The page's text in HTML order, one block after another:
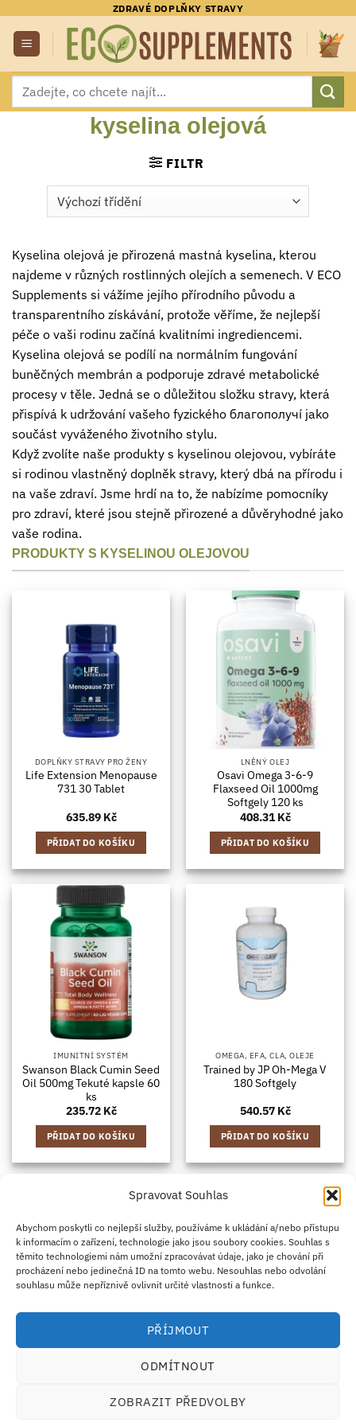
Spravovat Souhlas
Abychom poskytli co nejlepší služby, používáme k ukládání a/nebo přístupu
k informacím o zařízení, technologie jako jsou soubory cookies. Souhlas s
těmito technologiemi nám umožní zpracovávat údaje, jako je chování při
procházení nebo jedinečná ID na tomto webu. Nesouhlas nebo odvolání
souhlasu může nepříznivě ovlivnit určité vlastnosti a funkce.
PŘÍJMOUT
ODMÍTNOUT
ZOBRAZIT PŘEDVOLBY
obsah
ZDRAVÉ DOPLŇKY STRAVY
Hledat:
kyselina olejová
FILTR
Kyselina olejová je přirozená mastná kyselina, kterou
najdeme v různých rostlinných olejích a semenech. V ECO
Supplements si vážíme jejího přírodního původu a
transparentního získávání, protože věříme, že nejlepší
péče o vaši rodinu začíná kvalitními ingrediencemi.
Kyselina olejová se podílí na normálním fungování
buněčných membrán a podporuje zdravé metabolické
procesy v těle. Jedná se o důležitou složku stravy, která
přispívá k udržování vašeho fyzického благополучí jako
součást vyváženého životního stylu.
Když zvolíte naše produkty s kyselinou olejovou, vybíráte
si rodinou vlastněný doplněk stravy, který dbá na přírodu i
na vaše zdraví. Jsme hrdí na to, že nabízíme pomocníky
pro zdraví, které jsou stejně přirozené a důvěryhodné jako
vaše rodina.
PRODUKTY S KYSELINOU OLEJOVOU
DOPLŇKY STRAVY PRO ŽENY
Life Extension Menopause
731 30 Tablet
635.89 Kč
PŘIDAT DO KOŠÍKU
LNĚNÝ OLEJ
Osavi Omega 3-6-9
Flaxseed Oil 1000mg
Softgely 120 ks
408.31Kč
PŘIDAT DO KOŠÍKU
IMUNITNÍ SYSTÉM
Swanson Black Cumin Seed
Oil 500mg Tekuté kapsle 60
ks
235.72 Kč
PŘIDAT DO KOŠÍKU
OMEGA, EFA, CLA, OLEJE
Trained by JP Oh-Mega V
180 Softgely
540.57 Kč
PŘIDAT DO KOŠÍKU
Credit
Card
2
Klarna
Apple
Pay
Google
Pay
PayPal
ZÁSADY DOPRAVY
ZÁSADY VRÁCENÍ ZBOŽÍ
OBCHODNÍ PODMÍNKY
KONTAKT O NÁS B2B
IMPRINT
OMEZENÍ ODPOVĚDNOSTI
ZÁSADY COOKIES
Antim I Street, No. 14, fl. 2, law office, 1303 Sofia, Bulharsko
IČO (EIK/UIC/TIN): 207958071 · DIČ DPH: BG207958071
· Email:support@ecosupplements.eu
Provozovatel potravinářského podniku registrovaný u
Česká obchodní inspekce (ČOI)· Řešení přeshraničních sporů: